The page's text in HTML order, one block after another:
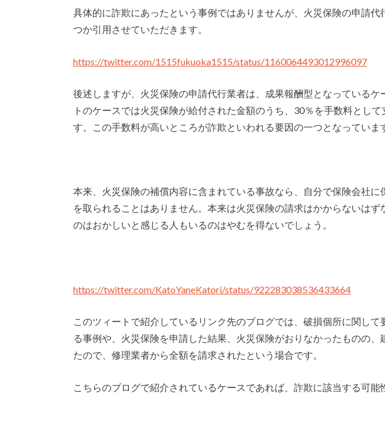
具体的に詐欺にあったという事例ではありませんが、火災保険の申請代
つか引用させていただきます。
https://twitter.com/1515fukuoka1515/status/1160064493012996097
後述しますが、火災保険の申請代行業者は、成果報酬型となっているケ
トのケースでは火災保険が給付された金額のうち、30％を手数料とし
す。この手数料が高いところが詐欺といわれる要因の一つとなっていま
本来、火災保険の補償内容に含まれている事故なら、自分で保険会社に
を取られることはありません。本来は火災保険の請求はかからないはず
のはおかしいと感じる人もいるのはやむを得ないでしょう。
https://twitter.com/KatoYaneKatori/status/922283038536433664
このツィートで紹介しているリンク先のブログでは、破損個所に関して
る事例や、火災保険を申請した結果、火災保険がおりなかったものの、
たので、修理業者から全額を請求されたという場合です。
こちらのブログで紹介されているケースであれば、詐欺に該当する可能